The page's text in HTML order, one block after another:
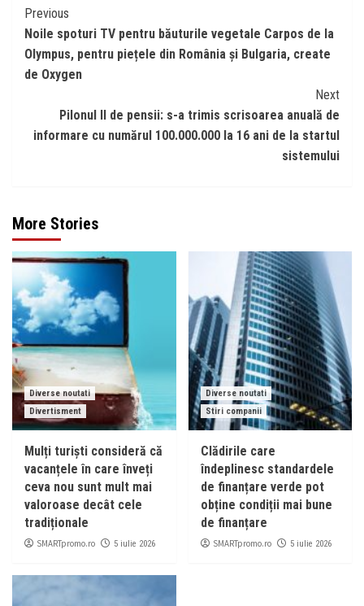
Continue
Reading
Previous
Noile spoturi TV pentru băuturile vegetale Carpos de la
Olympus, pentru piețele din România și Bulgaria, create
de Oxygen
Next
Pilonul II de pensii: s-a trimis scrisoarea anuală de
informare cu numărul 100.000.000 la 16 ani de la startul
sistemului
More Stories
Diverse noutati
Divertisment
Mulți turiști consideră că
vacanțele în care înveți
ceva nou sunt mult mai
valoroase decât cele
tradiționale
SMARTpromo.ro 5 iulie 2026
Diverse noutati
Stiri companii
Clădirile care
îndeplinesc standardele
de finanțare verde pot
obține condiții mai bune
de finanțare
SMARTpromo.ro 5 iulie 2026